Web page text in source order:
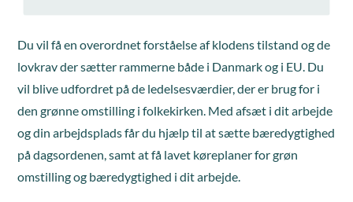
Du vil få en overordnet forståelse af klodens tilstand og de
lovkrav der sætter rammerne både i Danmark og i EU. Du
vil blive udfordret på de ledelsesværdier, der er brug for i
den grønne omstilling i folkekirken. Med afsæt i dit arbejde
og din arbejdsplads får du hjælp til at sætte bæredygtighed
på dagsordenen, samt at få lavet køreplaner for grøn
omstilling og bæredygtighed i dit arbejde.